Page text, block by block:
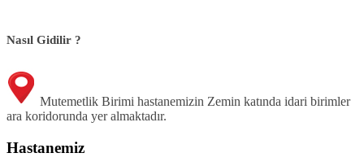
Nasıl Gidilir ?
Mutemetlik Birimi hastanemizin Zemin katında idari birimler
ara koridorunda yer almaktadır.
Hastanemiz